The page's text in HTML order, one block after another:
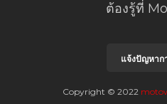
ต้องรู้ที่
แจ้งปัญหาก
Copyright © 2022